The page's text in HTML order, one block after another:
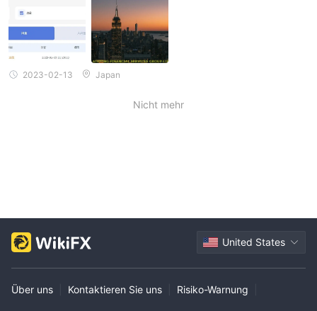
2023-02-13 Japan
Nicht mehr
United States
Über uns Kontaktieren Sie uns Risiko-Warnung